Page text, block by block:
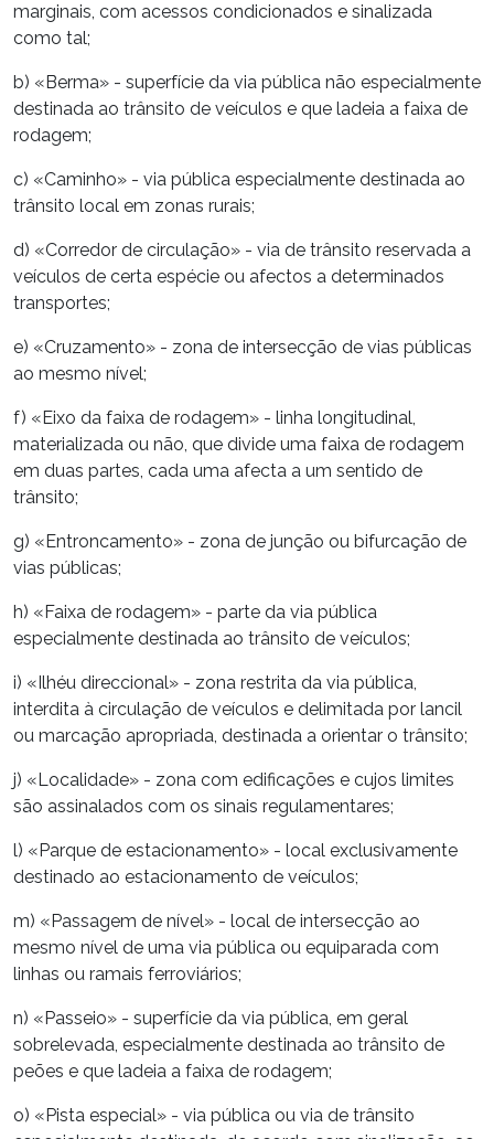
marginais, com acessos condicionados e sinalizada
como tal;
b) «Berma» - superfície da via pública não especialmente
destinada ao trânsito de veículos e que ladeia a faixa de
rodagem;
c) «Caminho» - via pública especialmente destinada ao
trânsito local em zonas rurais;
d) «Corredor de circulação» - via de trânsito reservada a
veículos de certa espécie ou afectos a determinados
transportes;
e) «Cruzamento» - zona de intersecção de vias públicas
ao mesmo nível;
f) «Eixo da faixa de rodagem» - linha longitudinal,
materializada ou não, que divide uma faixa de rodagem
em duas partes, cada uma afecta a um sentido de
trânsito;
g) «Entroncamento» - zona de junção ou bifurcação de
vias públicas;
h) «Faixa de rodagem» - parte da via pública
especialmente destinada ao trânsito de veículos;
i) «Ilhéu direccional» - zona restrita da via pública,
interdita à circulação de veículos e delimitada por lancil
ou marcação apropriada, destinada a orientar o trânsito;
j) «Localidade» - zona com edificações e cujos limites
são assinalados com os sinais regulamentares;
l) «Parque de estacionamento» - local exclusivamente
destinado ao estacionamento de veículos;
m) «Passagem de nível» - local de intersecção ao
mesmo nível de uma via pública ou equiparada com
linhas ou ramais ferroviários;
n) «Passeio» - superfície da via pública, em geral
sobrelevada, especialmente destinada ao trânsito de
peões e que ladeia a faixa de rodagem;
o) «Pista especial» - via pública ou via de trânsito